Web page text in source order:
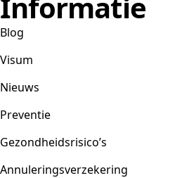
Blog
Visum
Nieuws
Preventie
Gezondheidsrisico’s
Annuleringsverzekering